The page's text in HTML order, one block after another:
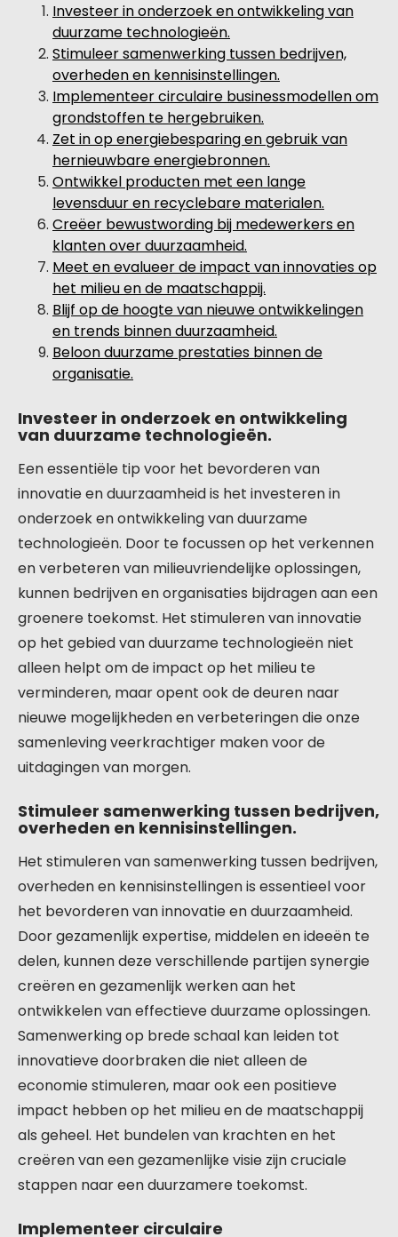
Investeer in onderzoek en ontwikkeling van
duurzame technologieën.
Stimuleer samenwerking tussen bedrijven,
overheden en kennisinstellingen.
Implementeer circulaire businessmodellen om
grondstoffen te hergebruiken.
Zet in op energiebesparing en gebruik van
hernieuwbare energiebronnen.
Ontwikkel producten met een lange
levensduur en recyclebare materialen.
Creëer bewustwording bij medewerkers en
klanten over duurzaamheid.
Meet en evalueer de impact van innovaties op
het milieu en de maatschappij.
Blijf op de hoogte van nieuwe ontwikkelingen
en trends binnen duurzaamheid.
Beloon duurzame prestaties binnen de
organisatie.
Investeer in onderzoek en ontwikkeling
van duurzame technologieën.
Een essentiële tip voor het bevorderen van
innovatie en duurzaamheid is het investeren in
onderzoek en ontwikkeling van duurzame
technologieën. Door te focussen op het verkennen
en verbeteren van milieuvriendelijke oplossingen,
kunnen bedrijven en organisaties bijdragen aan een
groenere toekomst. Het stimuleren van innovatie
op het gebied van duurzame technologieën niet
alleen helpt om de impact op het milieu te
verminderen, maar opent ook de deuren naar
nieuwe mogelijkheden en verbeteringen die onze
samenleving veerkrachtiger maken voor de
uitdagingen van morgen.
Stimuleer samenwerking tussen bedrijven,
overheden en kennisinstellingen.
Het stimuleren van samenwerking tussen bedrijven,
overheden en kennisinstellingen is essentieel voor
het bevorderen van innovatie en duurzaamheid.
Door gezamenlijk expertise, middelen en ideeën te
delen, kunnen deze verschillende partijen synergie
creëren en gezamenlijk werken aan het
ontwikkelen van effectieve duurzame oplossingen.
Samenwerking op brede schaal kan leiden tot
innovatieve doorbraken die niet alleen de
economie stimuleren, maar ook een positieve
impact hebben op het milieu en de maatschappij
als geheel. Het bundelen van krachten en het
creëren van een gezamenlijke visie zijn cruciale
stappen naar een duurzamere toekomst.
Implementeer circulaire